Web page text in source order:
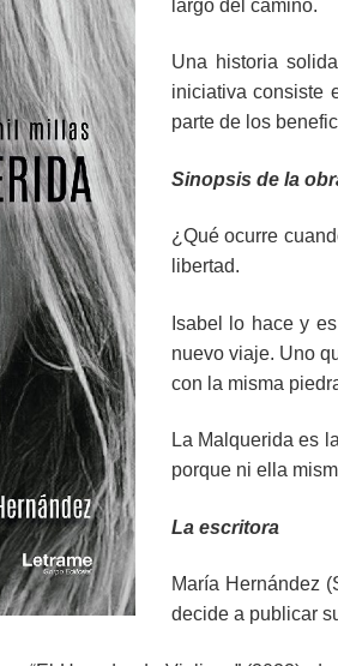
largo del camino.
Una historia
iniciativa consiste
parte de los
Sinopsis de la
¿Qué ocurre
libertad.
Isabel lo hace y
nuevo viaje. Uno
con la misma
La Malquerida es
porque ni ella
La escritora
María Hernández
decide a publicar